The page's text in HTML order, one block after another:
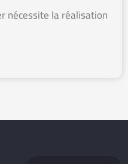
nécessite la réalisation